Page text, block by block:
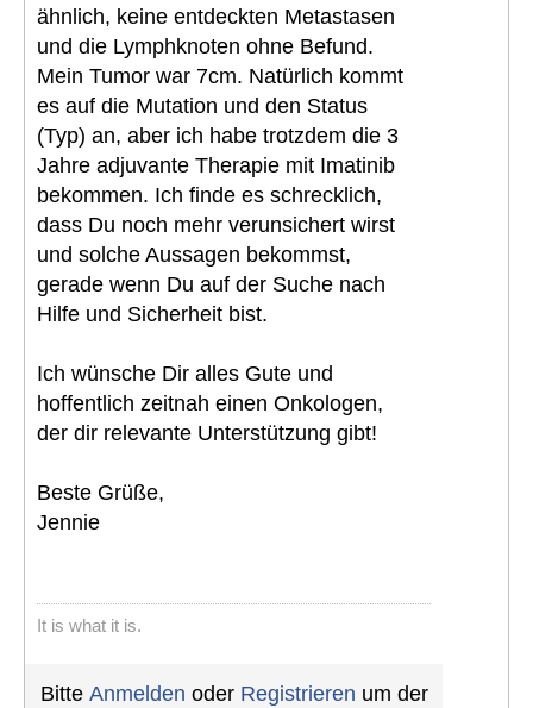
ähnlich, keine entdeckten Metastasen
und die Lymphknoten ohne Befund.
Mein Tumor war 7cm. Natürlich kommt
es auf die Mutation und den Status
(Typ) an, aber ich habe trotzdem die 3
Jahre adjuvante Therapie mit Imatinib
bekommen. Ich finde es schrecklich,
dass Du noch mehr verunsichert wirst
und solche Aussagen bekommst,
gerade wenn Du auf der Suche nach
Hilfe und Sicherheit bist.
Ich wünsche Dir alles Gute und
hoffentlich zeitnah einen Onkologen,
der dir relevante Unterstützung gibt!
Beste Grüße,
Jennie
It is what it is.
Bitte Anmelden oder Registrieren um der